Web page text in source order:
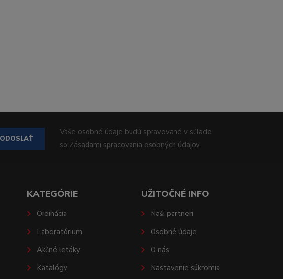
ODOSLAŤ
Vaše osobné údaje budú spravované v súlade
so Zásadami spracovania osobných údajov.
KATEGÓRIE
Ordinácia
Laboratórium
Akčné letáky
Katalógy
UŽITOČNÉ INFO
Naši partneri
Osobné údaje
O nás
Nastavenie súkromia